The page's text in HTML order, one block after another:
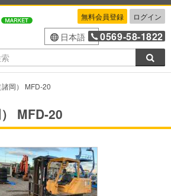
無料会員登録 ログイン
日本語 0569-58-1822
岡） MFD-20
MFD-20